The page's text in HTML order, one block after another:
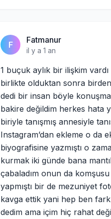
F Fatmanur
il y a 1 an
1 buçuk aylık bir ilişkim
birlikte olduktan sonra birden
dedi bir insan böyle
bakire değildim herkes hata
biriyle tanışmış annesiyle
Instagram’dan ekleme o da
biyografisine yazmıştı o
kurmak iki günde bana
çabaladım onun da
yapmıştı bir de mezuniyet
kavga ettik yani hep ben
dedim ama içim hiç rahat